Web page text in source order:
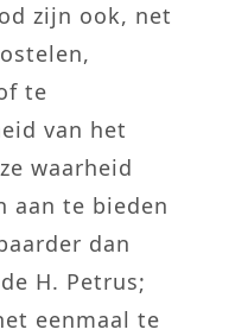
zijn ook, net
te
van het
waarheid
aan te bieden
dan
H. Petrus;
eenmaal te